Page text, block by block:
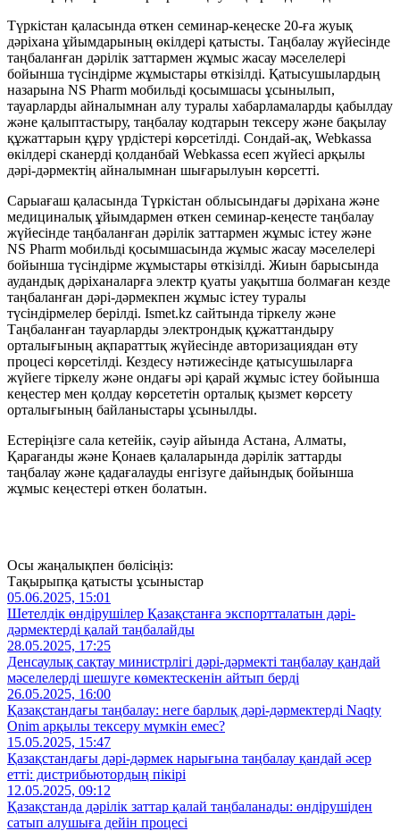
Түркістан қаласында өткен семинар-кеңеске 20-ға жуық
дәріхана ұйымдарының өкілдері қатысты. Таңбалау жүйесінде
таңбаланған дәрілік заттармен жұмыс жасау мәселелері
бойынша түсіндірме жұмыстары өткізілді. Қатысушылардың
назарына NS Pharm мобильді қосымшасы ұсынылып,
тауарларды айналымнан алу туралы хабарламаларды қабылдау
және қалыптастыру, таңбалау кодтарын тексеру және бақылау
құжаттарын құру үрдістері көрсетілді. Сондай-ақ, Webkassa
өкілдері сканерді қолданбай Webkassa есеп жүйесі арқылы
дәрі-дәрмектің айналымнан шығарылуын көрсетті.
Сарыағаш қаласында Түркістан облысындағы дәріхана және
медициналық ұйымдармен өткен семинар-кеңесте таңбалау
жүйесінде таңбаланған дәрілік заттармен жұмыс істеу және
NS Pharm мобильді қосымшасында жұмыс жасау мәселелері
бойынша түсіндірме жұмыстары өткізілді. Жиын барысында
аудандық дәріханаларға электр қуаты уақытша болмаған кезде
таңбаланған дәрі-дәрмекпен жұмыс істеу туралы
түсіндірмелер берілді. Ismet.kz сайтында тіркелу және
Таңбаланған тауарларды электрондық құжаттандыру
орталығының ақпараттық жүйесінде авторизациядан өту
процесі көрсетілді. Кездесу нәтижесінде қатысушыларға
жүйеге тіркелу және ондағы әрі қарай жұмыс істеу бойынша
кеңестер мен қолдау көрсететін орталық қызмет көрсету
орталығының байланыстары ұсынылды.
Естеріңізге сала кетейік, сәуір айында Астана, Алматы,
Қарағанды ​​және Қонаев қалаларында дәрілік заттарды
таңбалау және қадағалауды енгізуге дайындық бойынша
жұмыс кеңестері өткен болатын.
Осы жаңалықпен бөлісіңіз:
Тақырыпқа қатысты ұсыныстар
05.06.2025, 15:01
Шетелдік өндірушілер Қазақстанға экспортталатын дәрі-
дәрмектерді қалай таңбалайды
28.05.2025, 17:25
Денсаулық сақтау министрлігі дәрі-дәрмекті таңбалау қандай
мәселелерді шешуге көмектескенін айтып берді
26.05.2025, 16:00
Қазақстандағы таңбалау: неге барлық дәрі-дәрмектерді Naqty
Onim арқылы тексеру мүмкін емес?
15.05.2025, 15:47
Қазақстандағы дәрі-дәрмек нарығына таңбалау қандай әсер
етті: дистрибьютордың пікірі
12.05.2025, 09:12
Қазақстанда дәрілік заттар қалай таңбаланады: өндірушіден
сатып алушыға дейін процесі